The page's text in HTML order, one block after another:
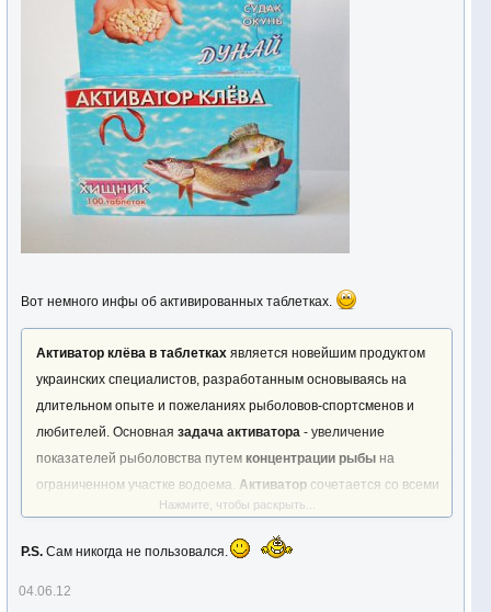
Вот немного инфы об активированных таблетках.
Активатор клёва в таблетках является новейшим продуктом
украинских специалистов, разработанным основываясь на
длительном опыте и пожеланиях рыболовов-спортсменов и
любителей. Основная задача активатора - увеличение
показателей рыболовства путем концентрации рыбы на
ограниченном участке водоема. Активатор сочетается со всеми
видами привад и прикормок, но может применяться и
активаторахиспользуются 25 активных
вещества, как растительного, так и животного происхождения.
Нажмите, чтобы раскрыть...
P.S. Сам никогда не пользовался.
04.06.12